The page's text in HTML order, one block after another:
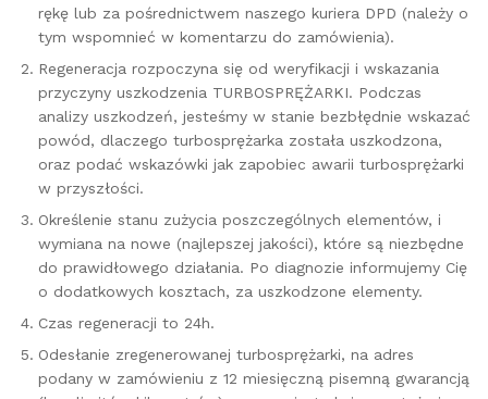
rękę lub za pośrednictwem naszego kuriera DPD (należy o
tym wspomnieć w komentarzu do zamówienia).
Regeneracja rozpoczyna się od weryfikacji i wskazania
przyczyny uszkodzenia TURBOSPRĘŻARKI. Podczas
analizy uszkodzeń, jesteśmy w stanie bezbłędnie wskazać
powód, dlaczego turbosprężarka została uszkodzona,
oraz podać wskazówki jak zapobiec awarii turbosprężarki
w przyszłości.
Określenie stanu zużycia poszczególnych elementów, i
wymiana na nowe (najlepszej jakości), które są niezbędne
do prawidłowego działania. Po diagnozie informujemy Cię
o dodatkowych kosztach, za uszkodzone elementy.
Czas regeneracji to 24h.
Odesłanie zregenerowanej turbosprężarki, na adres
podany w zamówieniu z 12 miesięczną pisemną gwarancją